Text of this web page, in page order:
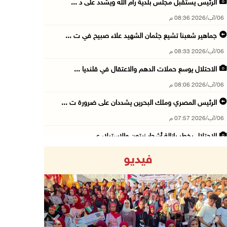
الرئيس يستقبل مجلس بلدية رام الله ويشدد على د ...
06/آب/2026 08:36 م
جماهير شعبنا تشيع جثمان الشهيد علاء صبيح في ت ...
06/آب/2026 08:33 م
الاحتلال يوسع حملات الدهم والاعتقال في قلنديا ...
06/آب/2026 08:06 م
الرئيس المصري وملك البحرين يشددان على ضرورة ت ...
06/آب/2026 07:57 م
الاحتلال يخطر بإزالة أشجار زيتون والاستيلاء ع ...
06/آب/2026 07:36 م
اليونيسف: استشهاد 300 طفل منذ وقف إطلاق النار ...
06/آب/2026 07:34 م
فيديو
Previous Next